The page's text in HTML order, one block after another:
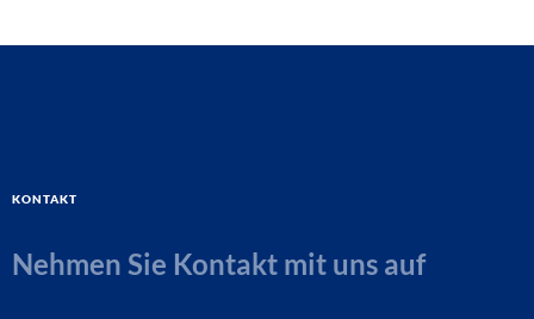
Kontakt
Nehmen Sie Kontakt mit uns auf